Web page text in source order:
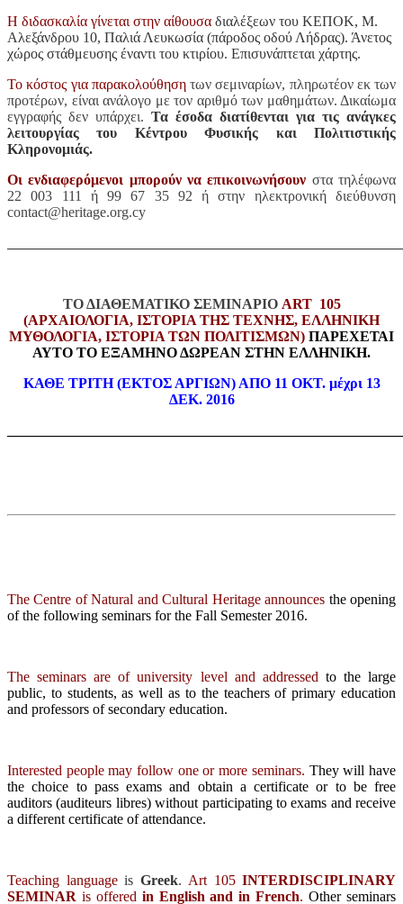
Η διδασκαλία γίνεται στην αίθουσα διαλέξεων του ΚΕΠΟΚ, Μ.
Αλεξάνδρου 10, Παλιά Λευκωσία (πάροδος οδού Λήδρας). Άνετος
χώρος στάθμευσης έναντι του κτιρίου. Επισυνάπτεται χάρτης.
Το κόστος για παρακολούθησητων σεμιναρίων, πληρωτέον εκ των
προτέρων, είναι ανάλογο με τον αριθμό των μαθημάτων. Δικαίωμα
εγγραφής δεν υπάρχει. Τα έσοδα διατίθενται για τις ανάγκες
λειτουργίας
του Κέντρου
Φυσικής και Πολιτιστικής
Κληρονομιάς.
Οι ενδιαφερόμενοι μπορούν να επικοινωνήσουν στα τηλέφωνα
22 003 111 ή 99 67 35 92 ή στην ηλεκτρονική διεύθυνση
contact@heritage.org.cy
ΤΟ ΔΙΑΘΕΜΑΤΙΚΟ ΣΕΜΙΝΑΡΙΟ ART 105
(ΑΡΧΑΙΟΛΟΓΙΑ, ΙΣΤΟΡΙΑ ΤΗΣ ΤΕΧΝΗΣ, ΕΛΛΗΝΙΚΗ
ΜΥΘΟΛΟΓΙΑ, ΙΣΤΟΡΙΑ ΤΩΝ ΠΟΛΙΤΙΣΜΩΝ) ΠΑΡΕΧΕΤΑΙ
ΑΥΤΟ ΤΟ ΕΞΑΜΗΝΟ ΔΩΡΕΑΝ ΣΤΗΝ ΕΛΛΗΝΙΚΗ.
ΚΑΘΕ ΤΡΙΤΗ (ΕΚΤΟΣ ΑΡΓΙΩΝ) ΑΠΟ 11 ΟΚΤ. μέχρι 13
ΔΕΚ. 2016
The Centre of Natural and Cultural Heritage announces the opening
of the following seminars for the Fall Semester 2016.
The seminars are of university level and addressed to the large
public, to students, as well as to the teachers of primary education
and professors of secondary education.
Interested people may follow one or more seminars. They will have
the choice to pass exams and obtain a certificate or to be free
auditors (auditeurs libres) without participating to exams and receive
a different certificate of attendance.
Teaching language is Greek. Art 105 INTERDISCIPLINARY
SEMINAR is offered in English and in French.Other seminars